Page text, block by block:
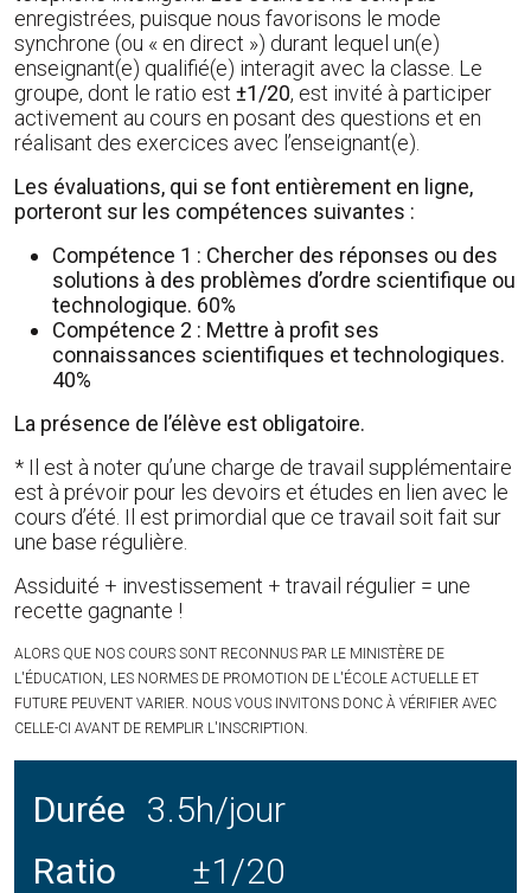
enregistrées, puisque nous favorisons le mode
synchrone (ou « en direct ») durant lequel un(e)
enseignant(e) qualifié(e) interagit avec la classe. Le
groupe, dont le ratio est ±1/20, est invité à participer
activement au cours en posant des questions et en
réalisant des exercices avec l’enseignant(e).
Les évaluations, qui se font entièrement en ligne,
porteront sur les compétences suivantes :
Compétence 1 : Chercher des réponses ou des
solutions à des problèmes d’ordre scientifique ou
technologique. 60%
Compétence 2 : Mettre à profit ses
connaissances scientifiques et technologiques.
40%
La présence de l’élève est obligatoire.
* Il est à noter qu’une charge de travail supplémentaire
est à prévoir pour les devoirs et études en lien avec le
cours d’été. Il est primordial que ce travail soit fait sur
une base régulière.
Assiduité + investissement + travail régulier = une
recette gagnante !
ALORS QUE NOS COURS SONT RECONNUS PAR LE MINISTÈRE DE
L'ÉDUCATION, LES NORMES DE PROMOTION DE L'ÉCOLE ACTUELLE ET
FUTURE PEUVENT VARIER. NOUS VOUS INVITONS DONC À VÉRIFIER AVEC
CELLE-CI AVANT DE REMPLIR L'INSCRIPTION.
Durée 3.5h/jour
Ratio
±1/20